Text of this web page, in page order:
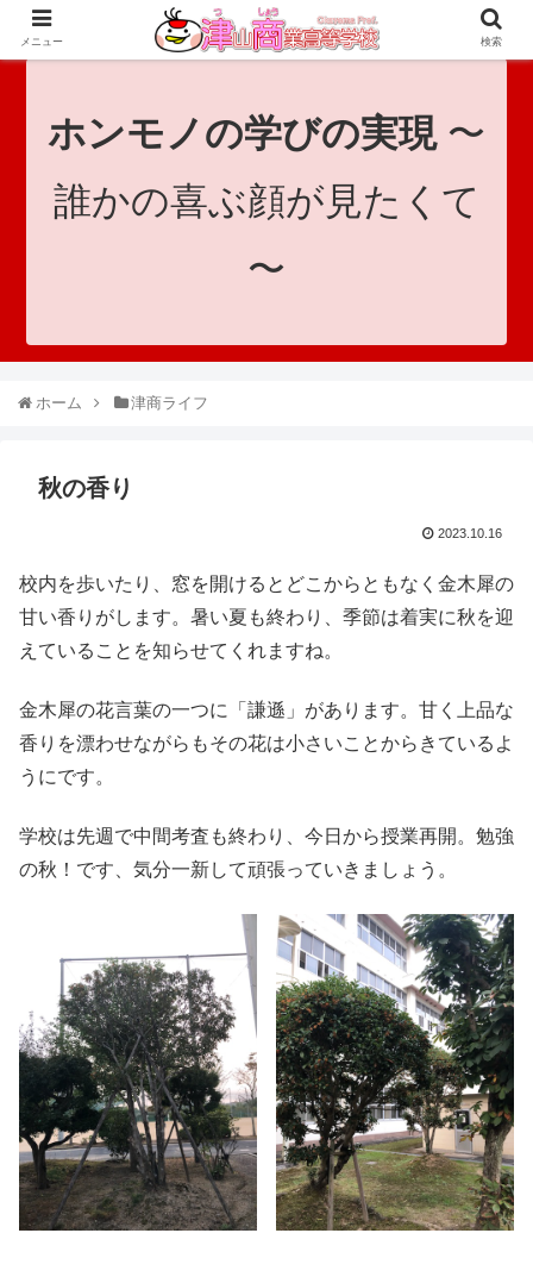
since 1921｜地域と共に未来へつなげ！｜Tsuyama Commercial High School
ホンモノの学びの実現〜
誰かの喜ぶ顔が見たくて
〜
ホーム 津商ライフ
秋の香り
2023.10.16
校内を歩いたり、窓を開けるとどこからともなく金木犀の
甘い香りがします。暑い夏も終わり、季節は着実に秋を迎
えていることを知らせてくれますね。
金木犀の花言葉の一つに「謙遜」があります。甘く上品な
香りを漂わせながらもその花は小さいことからきているよ
うにです。
学校は先週で中間考査も終わり、今日から授業再開。勉強
の秋！です、気分一新して頑張っていきましょう。
メニュー 検索